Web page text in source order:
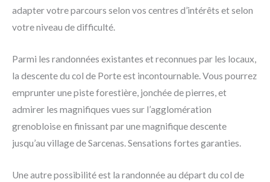
adapter votre parcours selon vos centres d’intérêts et selon
votre niveau de difficulté.
Parmi les randonnées existantes et reconnues par les locaux,
la descente du col de Porte est incontournable. Vous pourrez
emprunter une piste forestière, jonchée de pierres, et
admirer les magnifiques vues sur l’agglomération
grenobloise en finissant par une magnifique descente
jusqu’au village de Sarcenas. Sensations fortes garanties.
Une autre possibilité est la randonnée au départ du col de